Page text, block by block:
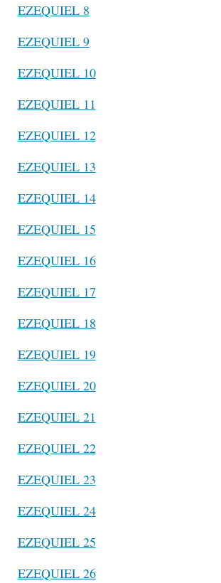
EZEQUIEL 8
EZEQUIEL 9
EZEQUIEL 10
EZEQUIEL 11
EZEQUIEL 12
EZEQUIEL 13
EZEQUIEL 14
EZEQUIEL 15
EZEQUIEL 16
EZEQUIEL 17
EZEQUIEL 18
EZEQUIEL 19
EZEQUIEL 20
EZEQUIEL 21
EZEQUIEL 22
EZEQUIEL 23
EZEQUIEL 24
EZEQUIEL 25
EZEQUIEL 26